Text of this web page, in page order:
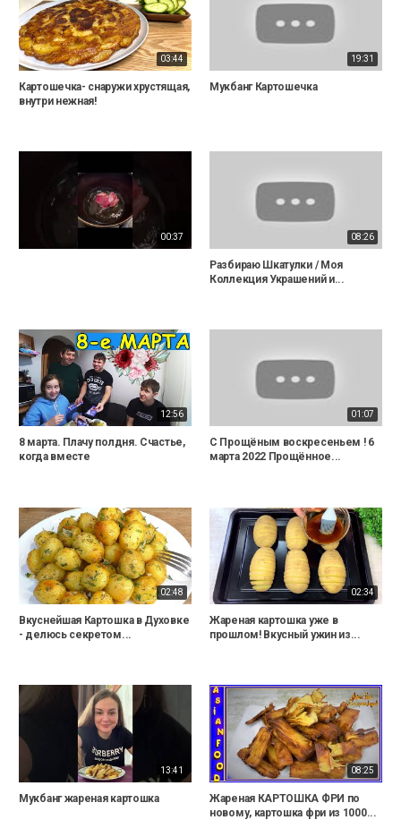
03:44
Картошечка- снаружи хрустящая,
внутри нежная!
19:31
Мукбанг Картошечка
00:37 08:26
Разбираю Шкатулки / Моя
Коллекция Украшений и...
12:56
8 марта. Плачу полдня. Счастье,
когда вместе
01:07
С Прощёным воскресеньем ! 6
марта 2022 Прощённое...
02:48
Вкуснейшая Картошка в Духовке
- делюсь секретом...
02:34
Жареная картошка уже в
прошлом! Вкусный ужин из...
13:41
Мукбанг жареная картошка
08:25
Жареная КАРТОШКА ФРИ по
новому, картошка фри из 1000...